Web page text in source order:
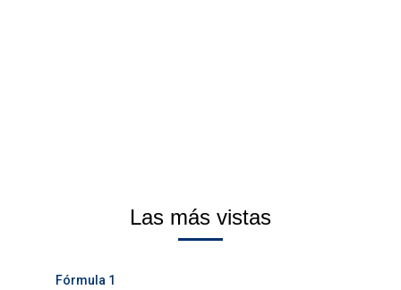
Las más vistas
Fórmula 1